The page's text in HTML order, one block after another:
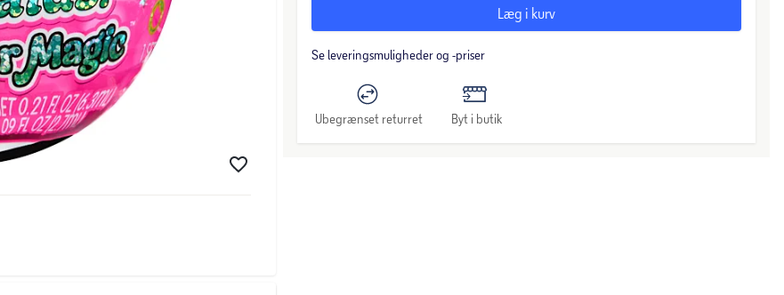
Læg i kurv
Se leveringsmuligheder og -priser
Ubegrænset returret Byt i butik